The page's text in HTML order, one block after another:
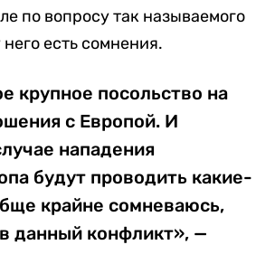
по вопросу так называемого
есть сомнения.
крупное посольство на
с Европой. И
нападения
будут проводить какие-
крайне сомневаюсь,
данный конфликт», —